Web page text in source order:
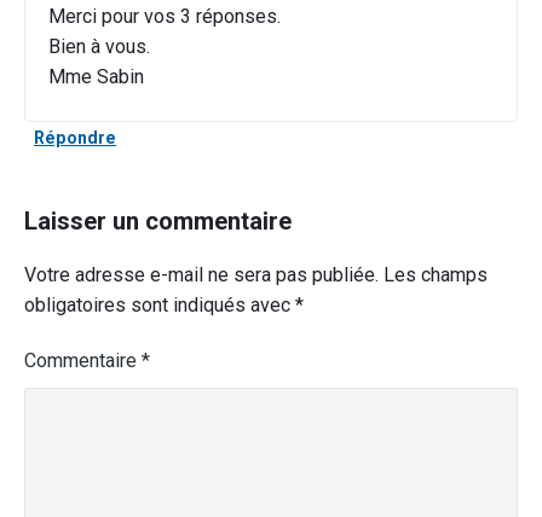
Merci pour vos 3 réponses.
Bien à vous.
Mme Sabin
Répondre
Laisser un commentaire
Votre adresse e-mail ne sera pas publiée. Les champs
obligatoires sont indiqués avec *
Commentaire *